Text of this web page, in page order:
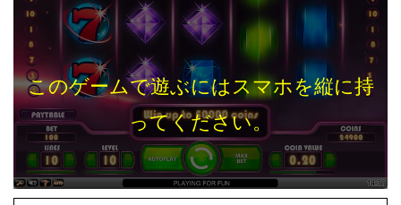
このゲームで遊ぶにはスマホを縦に持
ってください。